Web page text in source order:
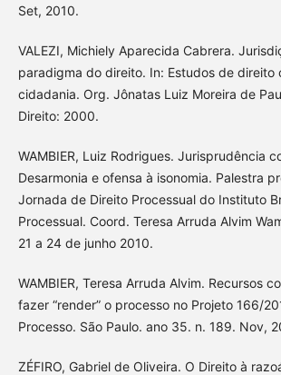
Set, 2010.
VALEZI, Michiely Aparecida Cabrera.
paradigma do direito. In: Estudos de direito
cidadania. Org. Jônatas Luiz Moreira de
Direito: 2000.
WAMBIER, Luiz Rodrigues. Jurisprudência
Desarmonia e ofensa à isonomia. Palestra
Jornada de Direito Processual do Instituto
Processual. Coord. Teresa Arruda Alvim
21 a 24 de junho 2010.
WAMBIER, Teresa Arruda Alvim. Recursos
fazer “render” o processo no Projeto 166/
Processo. São Paulo. ano 35. n. 189. Nov,
ZÉFIRO, Gabriel de Oliveira. O Direito à